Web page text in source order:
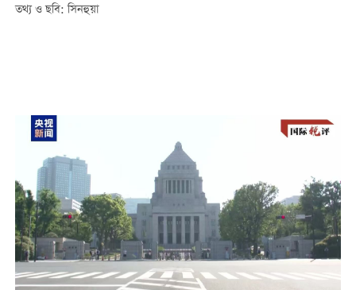
তথ্য ও ছবি: সিনহুয়া